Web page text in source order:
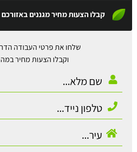
קבלו הצעות מחיר מגננים באזורכם
שלחו את פרטי העבודה
וקבלו הצעות מחיר